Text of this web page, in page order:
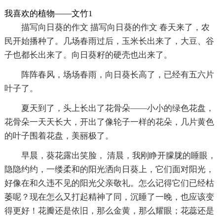
我喜欢的植物——文竹1
描写向日葵的作文 描写向日葵的作文 春天来了，农
民开始播种了。几场春雨过后，玉米长出来了，大豆、谷
子也都长出来了。向日葵籽的硬壳也出来了。
阵阵春风，场场春雨，向日葵长高了，已经有五六片
叶子了。
夏天到了，头上长出了花骨朵——小小的绿色花盘，
花骨朵一天天长大，开出了像轮子一样的花朵，几片黄色
的叶子围着花盘，美丽极了。
早晨，葵花露出笑脸， 清晨，我刚睁开朦胧的睡眼，
隐隐约约，一缕柔和的阳光洒向日葵上，它们面对阳光，
好像在和久违不见的阳光父亲敬礼。怎么记得它们已经枯
萎呢？现在怎么又打起精神了同，沉睡了一晚，也应该变
得更好！花瓣还是依旧，那么金黄，那么耀眼；花蕊还是